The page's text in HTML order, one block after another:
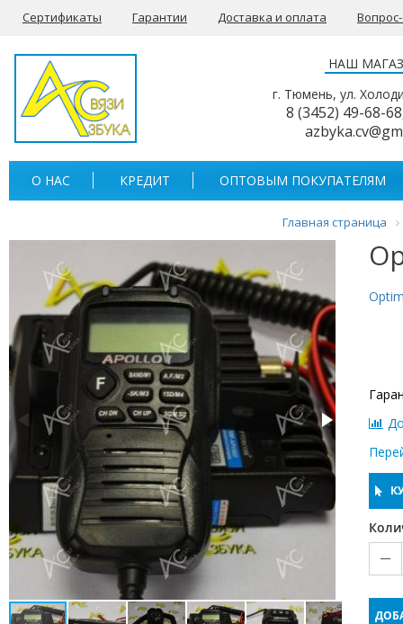
Сертификаты Гарантии Доставка и оплата
НАШ
г. Тюмень, ул.
8 (3452) 49-68-68
О НАС КРЕДИТ ОПТОВЫМ ПОКУПАТЕЛЯМ
Главная страница